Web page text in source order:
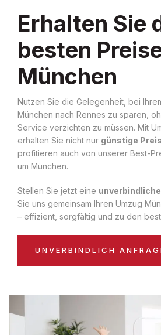
Erhalten Sie
besten
München
Nutzen Sie die Gelegenheit, bei
München nach Rennes zu sparen,
Service verzichten zu müssen. Mit
erhalten Sie nicht nur günstige
profitieren auch von unserer Best-
um München.
Stellen Sie jetzt eine
Sie uns gemeinsam Ihren Umzug
– effizient, sorgfältig und zu den
UNVERBINDLICH